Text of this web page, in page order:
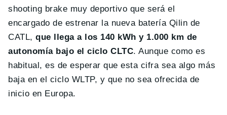
shooting brake muy deportivo que será el
encargado de estrenar la nueva batería Qilin de
CATL, que llega a los 140 kWh y 1.000 km de
autonomía bajo el ciclo CLTC. Aunque como es
habitual, es de esperar que esta cifra sea algo más
baja en el ciclo WLTP, y que no sea ofrecida de
inicio en Europa.